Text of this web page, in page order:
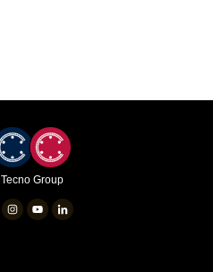
Tecno Group